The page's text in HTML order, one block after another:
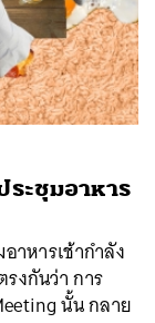
ะชุมอาหาร
าหารเช้ากำลัง
งกันว่า การ
นั้น กลาย